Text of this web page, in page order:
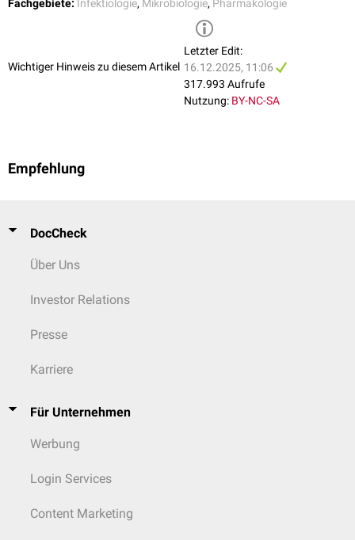
Moxifloxacin
Oft kommen Breitspektrumantibiotika im Rahmen einer
zum Einsatz, wenn dieErregernoch nicht identifiziert
Fachgebiete: Infektiologie, Mikrobiologie, Pharmakologie
Wichtiger Hinweis zu diesem Artikel
Letzter Edit:
16.12.2025, 11:06
317.993 Aufrufe
Nutzung: BY-NC-SA
Empfehlung
DocCheck
Über Uns
Investor Relations
Presse
Karriere
Für Unternehmen
Werbung
Login Services
Content Marketing